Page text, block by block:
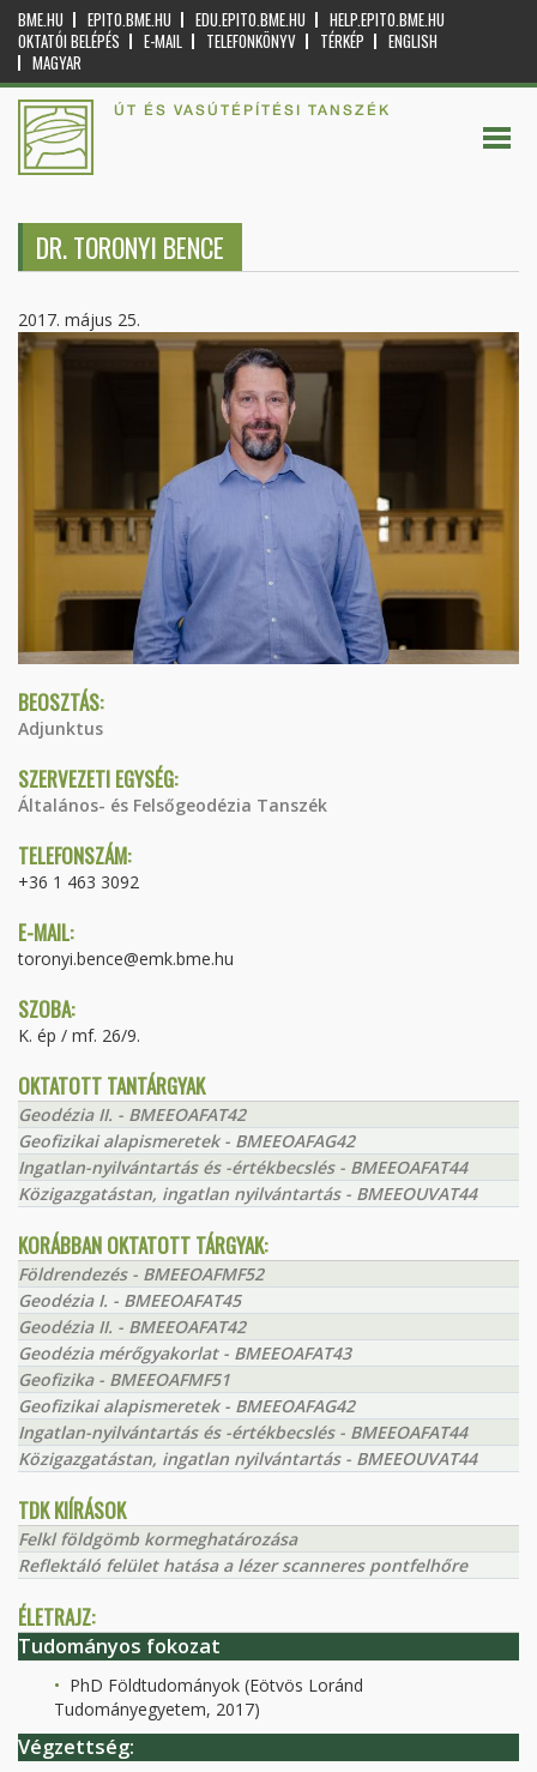
BME.HU EPITO.BME.HU EDU.EPITO.BME.HU
HELP.EPITO.BME.HU
OKTATÓI BELÉPÉS
E-MAIL TELEFONKÖNYV TÉRKÉP
ENGLISH
MAGYAR
ÚT ÉS VASÚTÉPÍTÉSI TANSZÉK
DR. TORONYI BENCE
2017. május 25.
BEOSZTÁS:
Adjunktus
SZERVEZETI EGYSÉG:
Általános- és Felsőgeodézia Tanszék
TELEFONSZÁM:
+36 1 463 3092
E-MAIL:
toronyi.bence@emk.bme.hu
SZOBA:
K. ép / mf. 26/9.
OKTATOTT TANTÁRGYAK
Geodézia II. - BMEEOAFAT42
Geofizikai alapismeretek - BMEEOAFAG42
Ingatlan-nyilvántartás és -értékbecslés - BMEEOAFAT44
Közigazgatástan, ingatlan nyilvántartás - BMEEOUVAT44
KORÁBBAN OKTATOTT TÁRGYAK:
Földrendezés - BMEEOAFMF52
Geodézia I. - BMEEOAFAT45
Geodézia II. - BMEEOAFAT42
Geodézia mérőgyakorlat - BMEEOAFAT43
Geofizika - BMEEOAFMF51
Geofizikai alapismeretek - BMEEOAFAG42
Ingatlan-nyilvántartás és -értékbecslés - BMEEOAFAT44
Közigazgatástan, ingatlan nyilvántartás - BMEEOUVAT44
TDK KIÍRÁSOK
Felkl földgömb kormeghatározása
Reflektáló felület hatása a lézer scanneres pontfelhőre
ÉLETRAJZ:
Tudományos fokozat
PhD Földtudományok (Eötvös Loránd
Tudományegyetem, 2017)
Végzettség: